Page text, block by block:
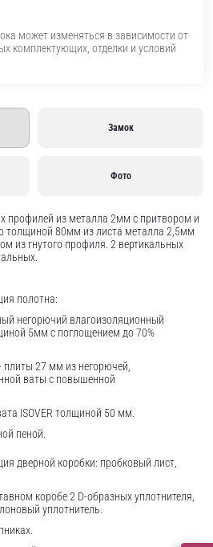
может изменяться в зависимости от
комплектующих, отделки и условий
Замок
Фото
профилей из металла 2мм с притвором и
толщиной 80мм из листа металла 2,5мм
из гнутого профиля. 2 вертикальных
полотна:
негорючий влагоизоляционный
5мм с поглощением до 70%
плиты 27 мм из негорючей,
ваты с повышенной
ISOVER толщиной 50 мм.
пеной.
дверной коробки: пробковый лист,
коробе 2 D-образных уплотнителя,
уплотнитель.